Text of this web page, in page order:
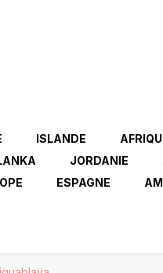
ISLANDE
JORDANIE
ESPAGNE